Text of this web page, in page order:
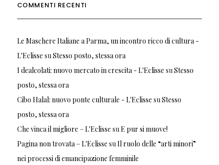
COMMENTI RECENTI
Le Maschere Italiane a Parma, un incontro ricco di cultura -
L'Eclisse suStesso posto, stessa ora
I dealcolati: nuovo mercato in crescita - L'Eclisse suStesso
posto, stessa ora
Cibo Halal: nuovo ponte culturale - L'Eclisse suStesso
posto, stessa ora
Che vinca il migliore – L'Eclisse suE pur si muove!
Pagina non trovata – L'Eclisse suIl ruolo delle “arti minori”
nei processi di emancipazione femminile